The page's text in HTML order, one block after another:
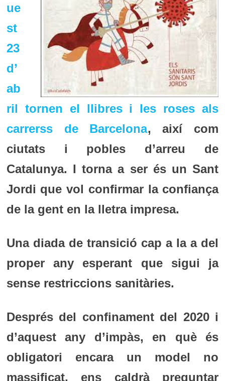
ue
st
23
d’
ab
ril tornen el llibres i les roses als
carrerss de Barcelona, així com
ciutats i pobles d’arreu de
Catalunya. I torna a ser és un Sant
Jordi que vol confirmar la confiança
de la gent en la lletra impresa.
Una diada de transició cap a la a del
proper any esperant que sigui ja
sense restriccions sanitàries.
Després del confinament del 2020 i
d’aquest any d’impàs, en què és
obligatori encara un model no
massificat, ens caldrà preguntar